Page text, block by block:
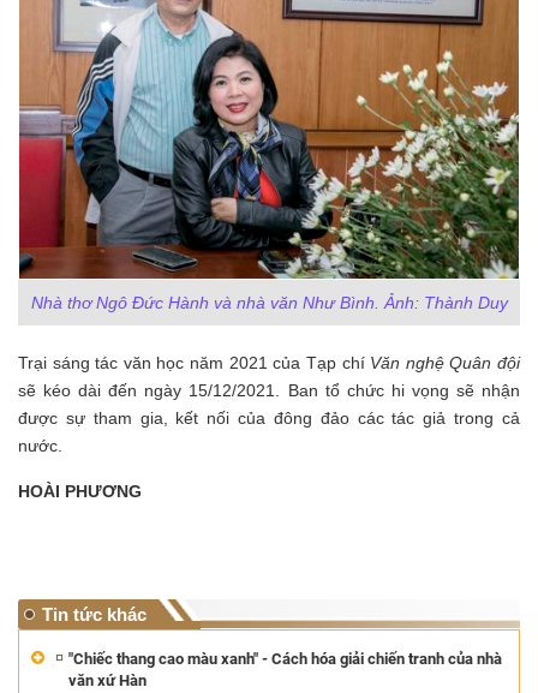
Nhà thơ Ngô Đức Hành và nhà văn Như Bình. Ảnh: Thành Duy
Trại sáng tác văn học năm 2021 của Tạp chí Văn nghệ Quân đội
sẽ kéo dài đến ngày 15/12/2021. Ban tổ chức hi vọng sẽ nhận
được sự tham gia, kết nối của đông đảo các tác giả trong cả
nước.
HOÀI PHƯƠNG
Tin tức khác
"Chiếc thang cao màu xanh" - Cách hóa giải chiến tranh của nhà
văn xứ Hàn